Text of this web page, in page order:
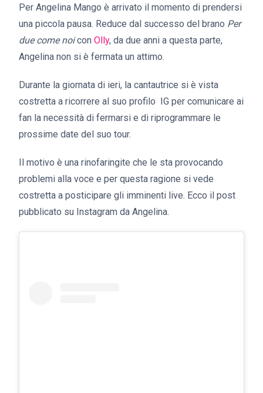
Per Angelina Mango è arrivato il momento di prendersi
una piccola pausa. Reduce dal successo del brano Per
due come noicon Olly, da due anni a questa parte,
Angelina non si è fermata un attimo.
Durante la giornata di ieri, la cantautrice si è vista
costretta a ricorrere al suo profilo IG per comunicare ai
fan la necessità di fermarsi e di riprogrammare le
prossime date del suo tour.
Il motivo è una rinofaringite che le sta provocando
problemi alla voce e per questa ragione si vede
costretta a posticipare gli imminenti live. Ecco il post
pubblicato su Instagram da Angelina.